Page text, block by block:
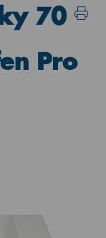
70
Pro